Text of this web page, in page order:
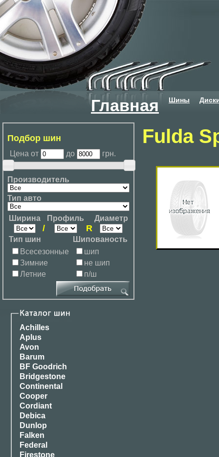
Главная Шины
Подбор шин
Цена от до грн.
Производитель
Тип авто
Ширина Профиль Диаметр
/ R
Тип шин
Шипованость
Всесезонные
Зимние
Летние
шип
не шип
п/ш
Achilles
Aplus
Avon
Barum
BF Goodrich
Bridgestone
Continental
Cooper
Cordiant
Debica
Dunlop
Falken
Federal
Firestone
Fulda